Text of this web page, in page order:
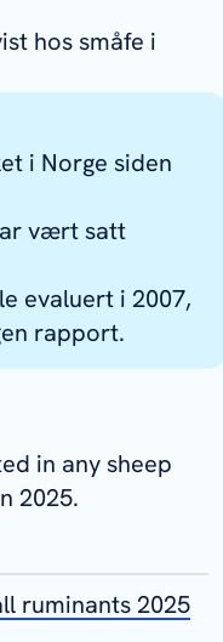
hos småfe i
i Norge siden
vært satt
evaluert i 2007,
rapport.
in any sheep
2025.
ruminants 2025